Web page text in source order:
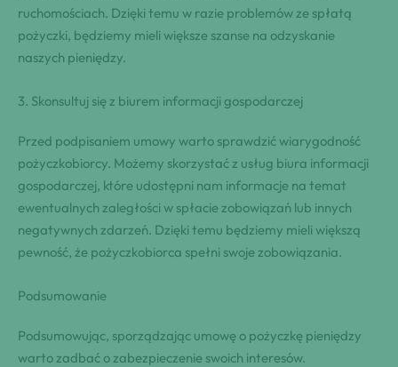
ruchomościach. Dzięki temu w razie problemów ze spłatą
pożyczki, będziemy mieli większe szanse na odzyskanie
naszych pieniędzy.
3.‍ Skonsultuj⁣ się⁣ z biurem informacji gospodarczej
Przed podpisaniem umowy warto sprawdzić wiarygodność
pożyczkobiorcy. Możemy skorzystać z usług biura informacji
gospodarczej, które udostępni nam informacje na temat
ewentualnych zaległości w spłacie zobowiązań lub innych
negatywnych zdarzeń. Dzięki temu będziemy mieli większą
pewność, że pożyczkobiorca spełni swoje zobowiązania.
Podsumowanie
Podsumowując, sporządzając umowę o pożyczkę pieniędzy
warto zadbać o zabezpieczenie swoich interesów.